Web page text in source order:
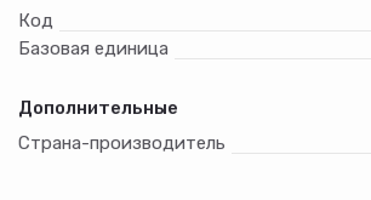
Код
Базовая единица
Дополнительные
Страна-производитель